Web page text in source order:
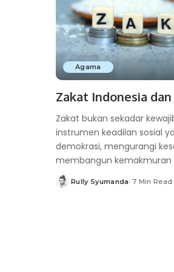
Agama
Zakat Indonesia
Zakat bukan sekadar
instrumen keadilan sosial
demokrasi, mengurangi
membangun kemakmuran
Posted
Rully Syumanda 7 Min Read